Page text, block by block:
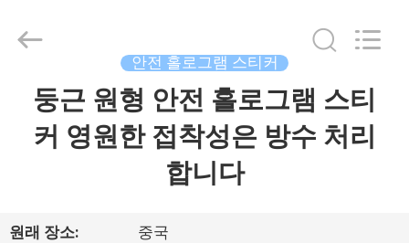
2017
안전 홀로그램 스티커
둥근 원형 안전 홀로그램 스티
커 영원한 접착성은 방수 처리
합니다
원래 장소: 중국